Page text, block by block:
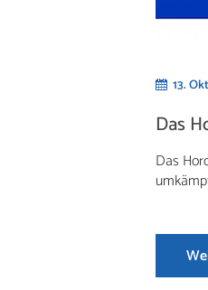
13.
Das
Das